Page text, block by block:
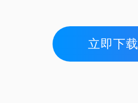
立即下载